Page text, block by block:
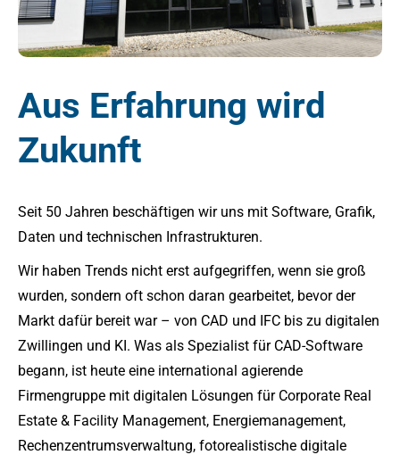
Aus Erfahrung wird
Zukunft
Seit 50 Jahren beschäftigen wir uns mit Software, Grafik,
Daten und technischen Infrastrukturen.
Wir haben Trends nicht erst aufgegriffen, wenn sie groß
wurden, sondern oft schon daran gearbeitet, bevor der
Markt dafür bereit war – von CAD und IFC bis zu digitalen
Zwillingen und KI. Was als Spezialist für CAD-Software
begann, ist heute eine international agierende
Firmengruppe mit digitalen Lösungen für Corporate Real
Estate & Facility Management, Energiemanagement,
Rechenzentrumsverwaltung, fotorealistische digitale